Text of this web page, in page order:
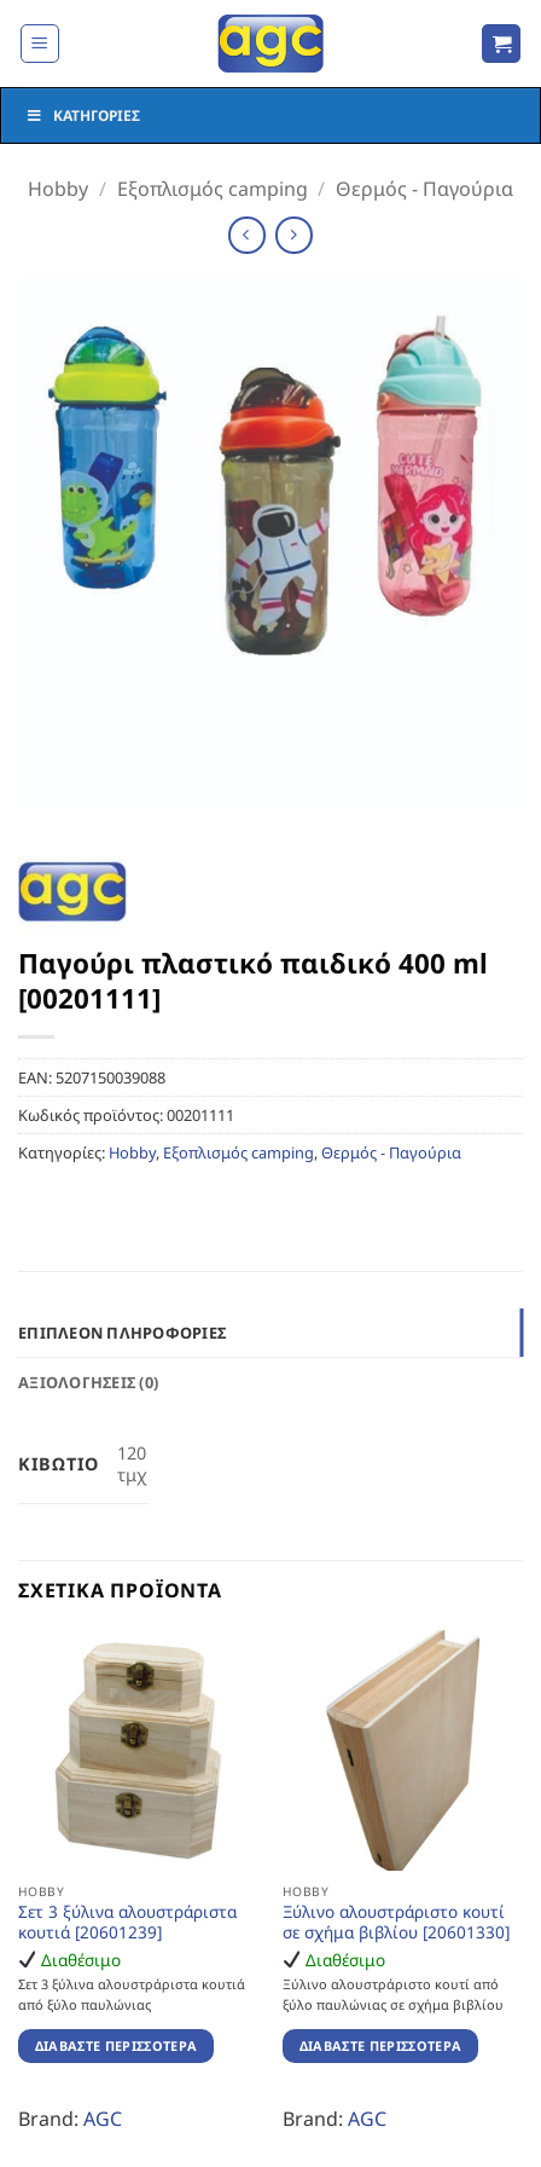
στο
ΚΑΤΗΓΟΡΊΕΣ
Hobby / Εξοπλισμός camping / Θερμός - Παγούρια
Παγούρι πλαστικό παιδικό 400 ml
[00201111]
EAN:5207150039088
Κωδικός προϊόντος:00201111
Κατηγορίες: Hobby, Εξοπλισμός camping,Θερμός - Παγούρια
ΕΠΙΠΛΈΟΝ ΠΛΗΡΟΦΟΡΊΕΣ
ΑΞΙΟΛΟΓΉΣΕΙΣ (0)
ΚΙΒΏΤΙΟ
120
τμχ
ΣΧΕΤΙΚΆ ΠΡΟΪΌΝΤΑ
HOBBY
Σετ 3 ξύλινα αλουστράριστα
κουτιά [20601239]
Διαθέσιμο
Σετ 3 ξύλινα αλουστράριστα κουτιά
από ξύλο παυλώνιας
ΔΙΑΒΆΣΤΕ ΠΕΡΙΣΣΌΤΕΡΑ
Brand: AGC
HOBBY
Ξύλινο αλουστράριστο κουτί
σε σχήμα βιβλίου [20601330]
Διαθέσιμο
Ξύλινο αλουστράριστο κουτί από
ξύλο παυλώνιας σε σχήμα βιβλίου
ΔΙΑΒΆΣΤΕ ΠΕΡΙΣΣΌΤΕΡΑ
Brand: AGC